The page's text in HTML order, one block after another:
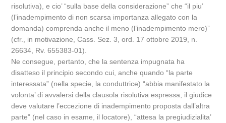
risolutiva), e cio’ “sulla base della considerazione” che “il piu’
(l’inadempimento di non scarsa importanza allegato con la
domanda) comprenda anche il meno (l’inadempimento mero)”
(cfr., in motivazione, Cass. Sez. 3, ord. 17 ottobre 2019, n.
26634, Rv. 655383-01).
Ne consegue, pertanto, che la sentenza impugnata ha
disatteso il principio secondo cui, anche quando “la parte
interessata” (nella specie, la conduttrice) “abbia manifestato la
volonta’ di avvalersi della clausola risolutiva espressa, il giudice
deve valutare l’eccezione di inadempimento proposta dall’altra
parte” (nel caso in esame, il locatore), “attesa la pregiudizialita’